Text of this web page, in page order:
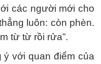
các người mới cho
luôn: còn phèn.
từ từ rồi rửa”.
ý với quan điểm của